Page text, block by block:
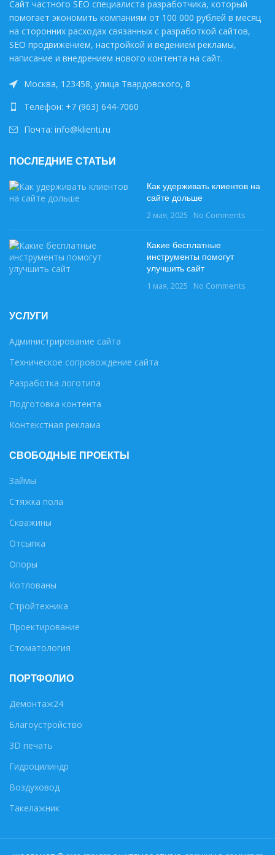
Сайт частного SEO специалиста разработчика, который
помогает экономить компаниям от 100 000 рублей в месяц
на сторонних расходах связанных с разработкой сайтов,
SEO продвижением, настройкой и ведением рекламы,
написание и внедрением нового контента на сайт.
Москва, 123458, улица Твардовского, 8
Телефон: +7 (963) 644-7060
Почта: info@klienti.ru
ПОСЛЕДНИЕ СТАТЬИ
Как удерживать клиентов на
сайте дольше
2 мая, 2025 No Comments
Какие бесплатные
инструменты помогут
улучшить сайт
1 мая, 2025 No Comments
УСЛУГИ
Администрирование сайта
Техническое сопровождение сайта
Разработка логотипа
Подготовка контента
Контекстная реклама
СВОБОДНЫЕ ПРОЕКТЫ
Займы
Стяжка пола
Скважины
Отсыпка
Опоры
Котлованы
Стройтехника
Проектирование
Стоматология
ПОРТФОЛИО
Демонтаж24
Благоустройство
3D печать
Гидроцилиндр
Воздуховод
Такелажник